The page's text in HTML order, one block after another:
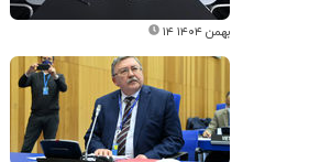
۱۴ بهمن ۱۴۰۴